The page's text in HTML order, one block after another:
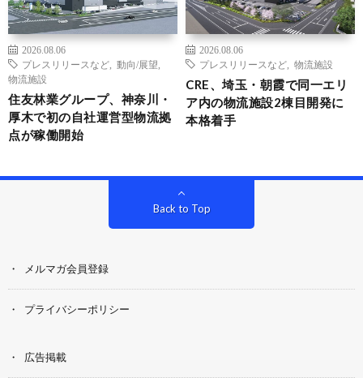
2026.08.06
プレスリリースなど
動向/展望
物流施設
住友林業グループ、神奈川・
厚木で初の自社運営型物流拠
点が稼働開始
2026.08.06
プレスリリースなど
物流施設
CRE、埼玉・朝霞で同一エリ
ア内の物流施設2棟目開発に
本格着手
Back to Top
メルマガ会員登録
プライバシーポリシー
広告掲載